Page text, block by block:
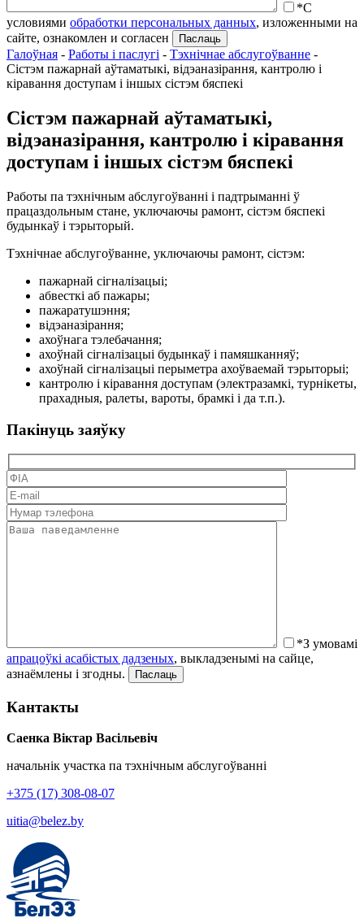
*С
условиями обработки персональных данных, изложенными на
сайте, ознакомлен и согласен
Галоўная - Работы і паслугі - Тэхнічнае абслугоўванне -
Сістэм пажарнай аўтаматыкі, відэаназірання, кантролю і
кіравання доступам і іншых сістэм бяспекі
Сістэм пажарнай аўтаматыкі,
відэаназірання, кантролю і кіравання
доступам і іншых сістэм бяспекі
Работы па тэхнічным абслугоўванні і падтрыманні ў
працаздольным стане, уключаючы рамонт, сістэм бяспекі
будынкаў і тэрыторый.
Тэхнічнае абслугоўванне, уключаючы рамонт, сістэм:
пажарнай сігналізацыі;
абвесткі аб пажары;
пажаратушэння;
відэаназірання;
ахоўнага тэлебачання;
ахоўнай сігналізацыі будынкаў і памяшканняў;
ахоўнай сігналізацыі перыметра ахоўваемай тэрыторыі;
кантролю і кіравання доступам (электразамкі, турнікеты,
прахадныя, ралеты, вароты, брамкі і да т.п.).
Пакінуць заяўку
*З умовамі
апрацоўкі асабістых дадзеных, выкладзенымі на сайце,
азнаёмлены і згодны.
Кантакты
Саенка Віктар Васільевіч
начальнік участка па тэхнічным абслугоўванні
+375 (17) 308-08-07
uitia@belez.by